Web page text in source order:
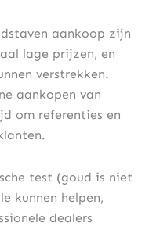
aankoop zijn
lage prijzen, en
verstrekken.
aankopen van
om referenties en
test (goud is niet
kunnen helpen,
dealers